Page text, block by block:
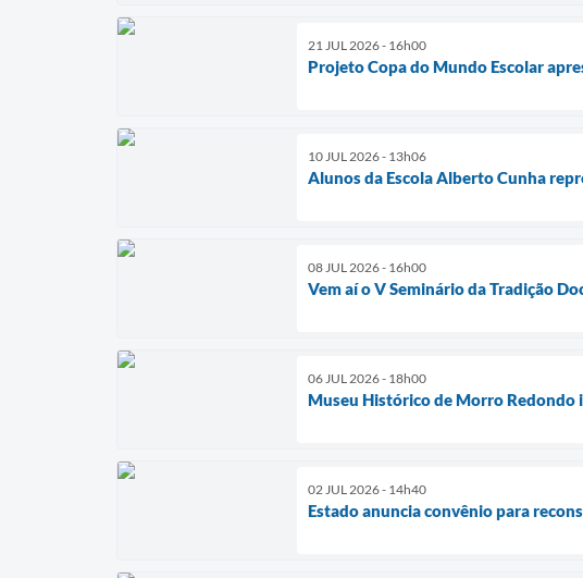
21 JUL 2026 - 16h00
Projeto Copa do Mundo Escolar
10 JUL 2026 - 13h06
Alunos da Escola Alberto Cunha
08 JUL 2026 - 16h00
Vem aí o V Seminário da Tradição
06 JUL 2026 - 18h00
Museu Histórico de Morro
02 JUL 2026 - 14h40
Estado anuncia convênio para